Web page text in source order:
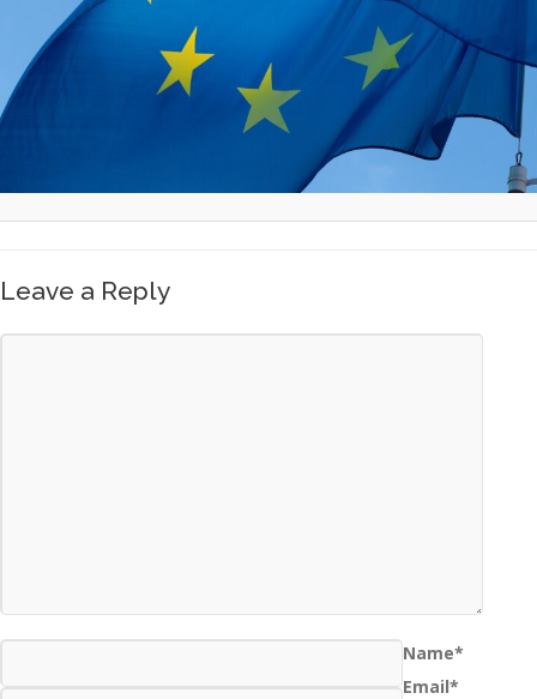
Leave a Reply
Name*
Email*